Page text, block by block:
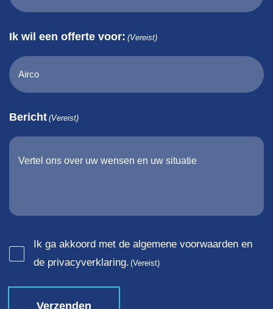
Ik wil een offerte voor: (Vereist)
Bericht (Vereist)
Consent
(Vereist)
Ik ga akkoord met de algemene voorwaarden en
de privacyverklaring. (Vereist)